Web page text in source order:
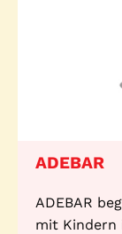
ADEBAR
ADEBAR
mit Kindern